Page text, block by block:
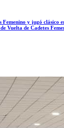
y jugó clásico
Vuelta de Cadetes